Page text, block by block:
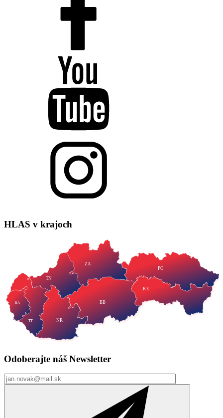
HLAS v krajoch
TT NR
TN
ZA
BB
PO
KE
BA
Odoberajte náš Newsletter